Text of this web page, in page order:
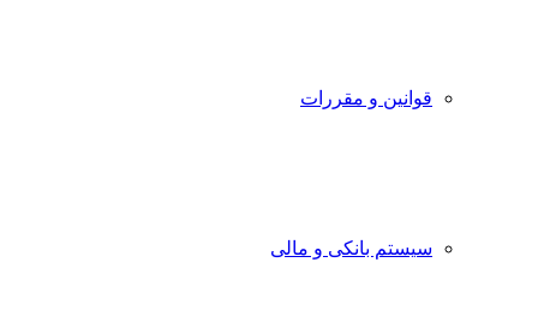
قوانین و مقررات
سیستم بانکی و مالی